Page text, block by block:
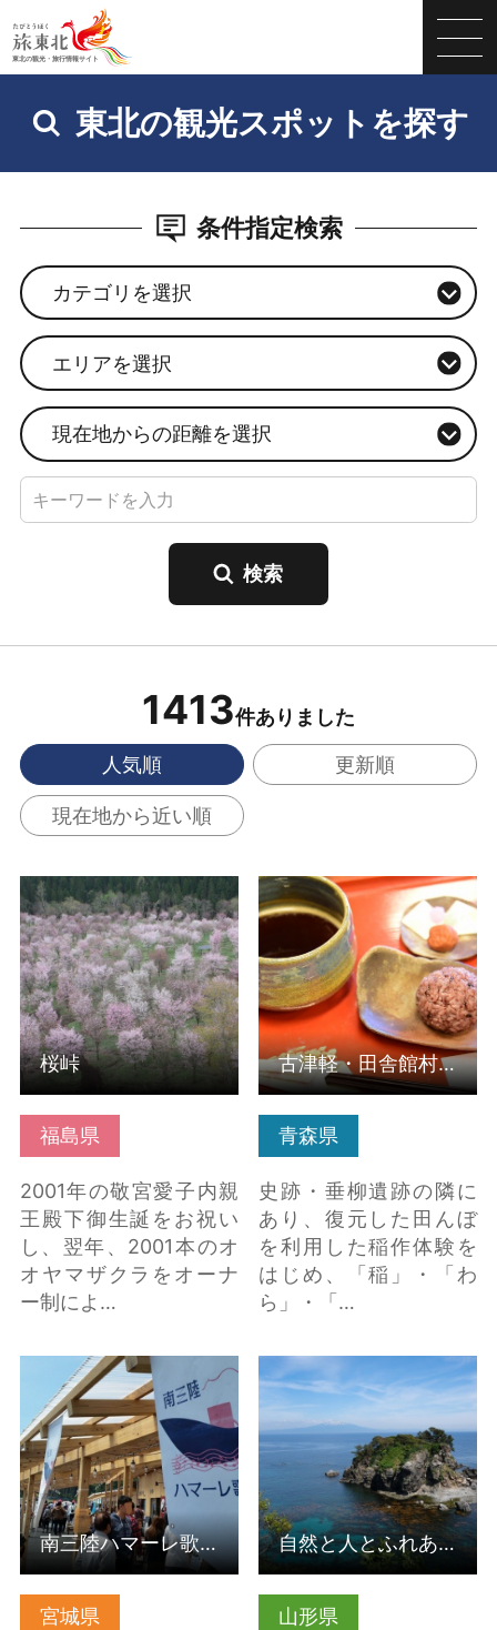
東北の観光スポットを探す
条件指定検索
カテゴリを選択
エリアを選択
現在地からの距離を選択
1413件ありました
人気順 更新順
現在地から近い順
福島県
2001年の敬宮愛子内親
王殿下御生誕をお祝い
し、翌年、2001本のオ
オヤマザクラをオーナ
ー制によ…
桜峠 の詳細はこちら
桜峠
青森県
史跡・垂柳遺跡の隣に
あり、復元した田んぼ
を利用した稲作体験を
はじめ、「稲」・「わ
ら」・「…
古津軽・田舎館村総合
案内所「遊稲の館」 の
詳細はこちら
古津軽・田舎館村総合案内所「遊稲の館」
宮城県
南三陸ハマーレ歌津 の
詳細はこちら
南三陸ハマーレ歌津
山形県
自然と人とふれあう島
「飛島」 の詳細はこち
ら
自然と人とふれあう島「飛島」